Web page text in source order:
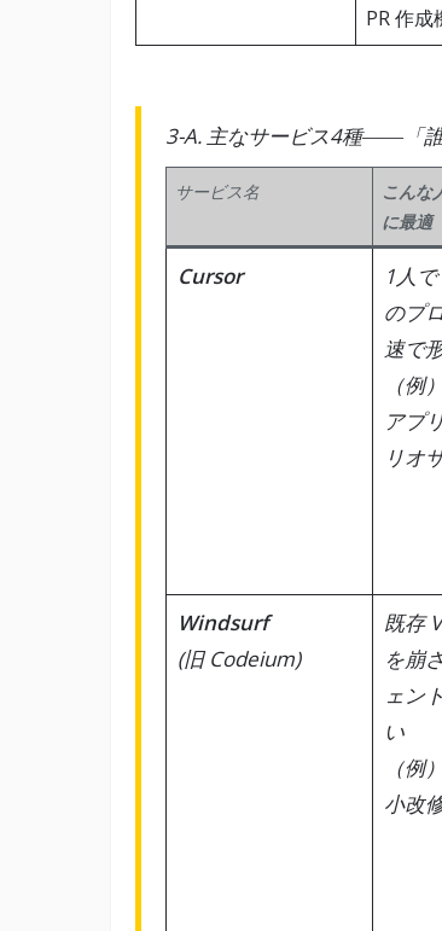
PR 作成
3-A. 主なサービス4種――「
サービス名
こんな
に最適
Cursor
1人
のプ
速で
（例
アプ
リオ
Windsurf
(旧 Codeium)
既存
を崩
ェン
い
（例
小改